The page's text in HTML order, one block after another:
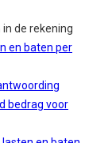
de rekening
en baten per
bedrag voor